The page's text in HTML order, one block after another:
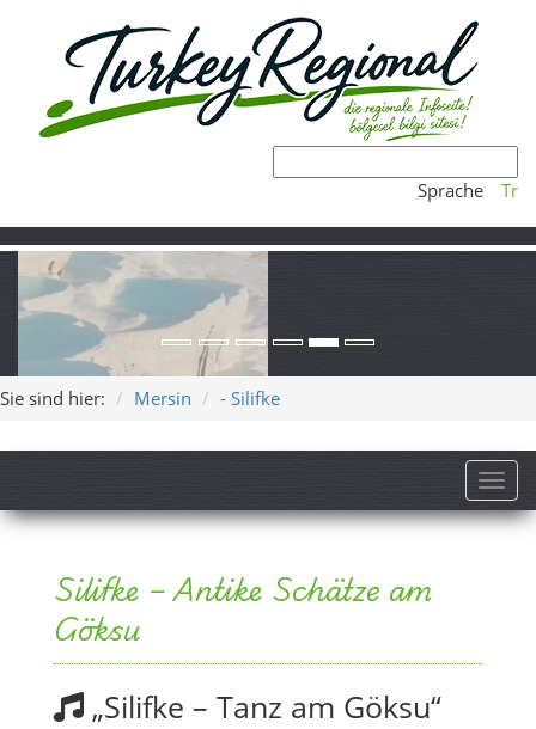
Sprache Tr
Sie sind hier: Mersin - Silifke
Silifke – Antike Schätze am
Göksu
„Silifke – Tanz am Göksu“